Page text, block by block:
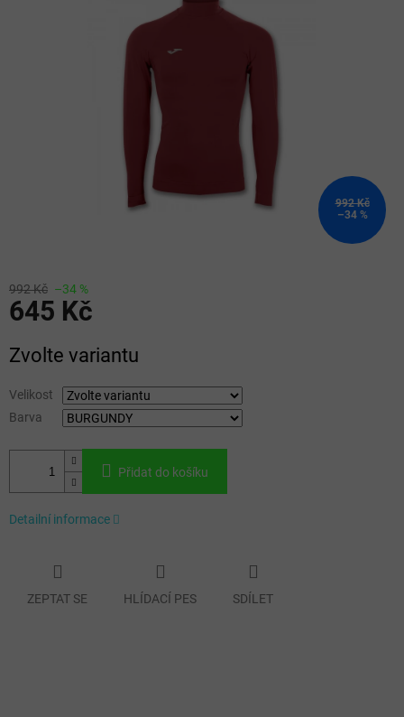
992 Kč
–34 %
992 Kč –34 %
645 Kč
cena:
Zvolte variantu
Velikost
Barva
Přidat do košíku
Detailní informace
ZEPTAT SE HLÍDACÍ PES SDÍLET